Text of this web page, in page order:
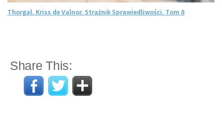
Thorgal. Kriss de Valnor. Strażnik Sprawiedliwości. Tom 8
Share This: